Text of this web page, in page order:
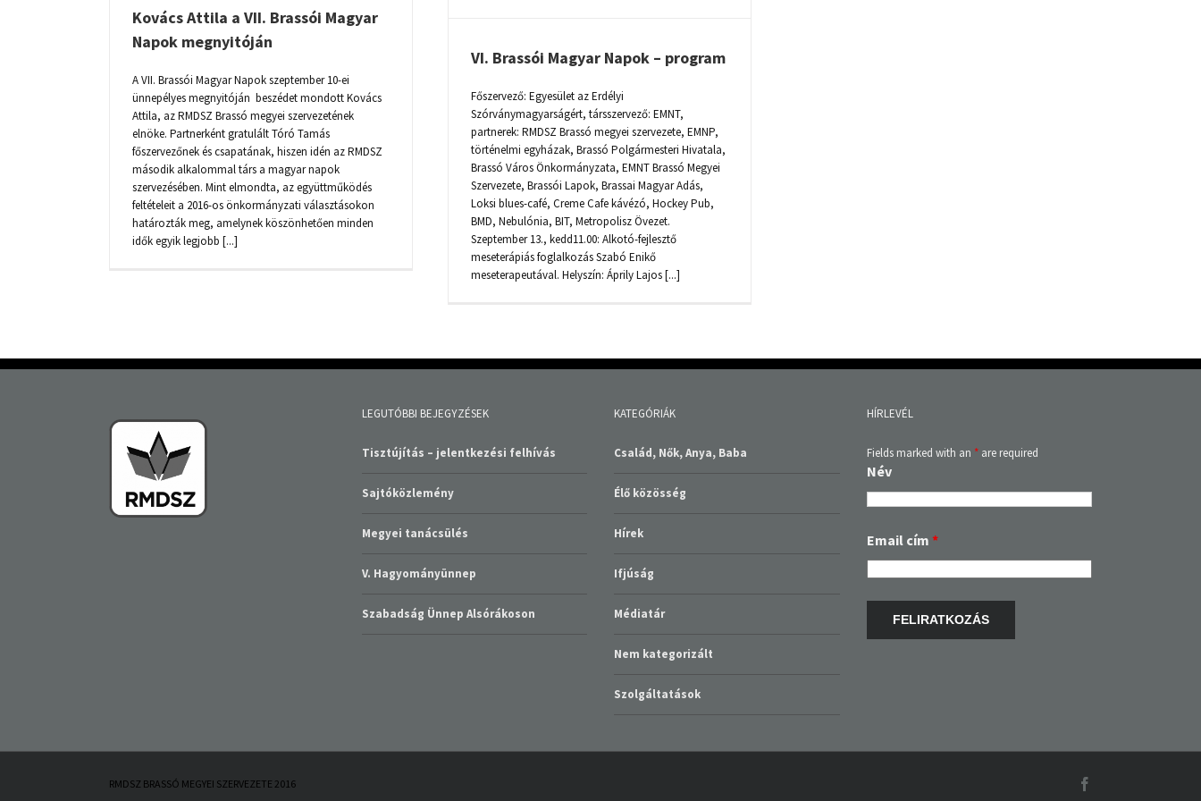
Kovács Attila a VII. Brassói Magyar
Napok megnyitóján
A VII. Brassói Magyar Napok szeptember 10-ei
ünnepélyes megnyitóján beszédet mondott Kovács
Attila, az RMDSZ Brassó megyei szervezetének
elnöke. Partnerként gratulált Tóró Tamás
főszervezőnek és csapatának, hiszen idén az RMDSZ
második alkalommal társ a magyar napok
szervezésében. Mint elmondta, az együttműködés
feltételeit a 2016-os önkormányzati választásokon
határozták meg, amelynek köszönhetően minden
idők egyik legjobb [...]
VI. Brassói Magyar Napok – program
Főszervező: Egyesület az Erdélyi
Szórványmagyarságért, társszervező: EMNT,
partnerek: RMDSZ Brassó megyei szervezete, EMNP,
történelmi egyházak, Brassó Polgármesteri Hivatala,
Brassó Város Önkormányzata, EMNT Brassó Megyei
Szervezete, Brassói Lapok, Brassai Magyar Adás,
Loksi blues-café, Creme Cafe kávézó, Hockey Pub,
BMD, Nebulónia, BIT, Metropolisz Övezet.
Szeptember 13., kedd11.00: Alkotó-fejlesztő
meseterápiás foglalkozás Szabó Enikő
meseterapeutával. Helyszín: Áprily Lajos [...]
LEGUTÓBBI BEJEGYZÉSEK
Tisztújítás – jelentkezési felhívás
Sajtóközlemény
Megyei tanácsülés
V. Hagyományünnep
Szabadság Ünnep Alsórákoson
KATEGÓRIÁK
Család, Nők, Anya, Baba
Élő közösség
Hírek
Ifjúság
Médiatár
Nem kategorizált
Szolgáltatások
HÍRLEVÉL
Fields marked with an *are required
Név
Email cím *
RMDSZ BRASSÓ MEGYEI SZERVEZETE 2016